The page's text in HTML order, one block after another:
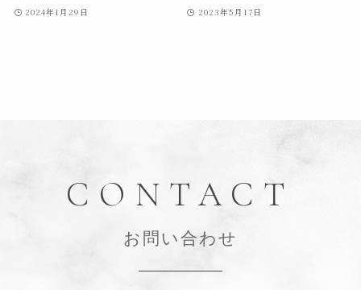
2024年1月29日 2023年5月17日
CONTACT
お問い合わせ